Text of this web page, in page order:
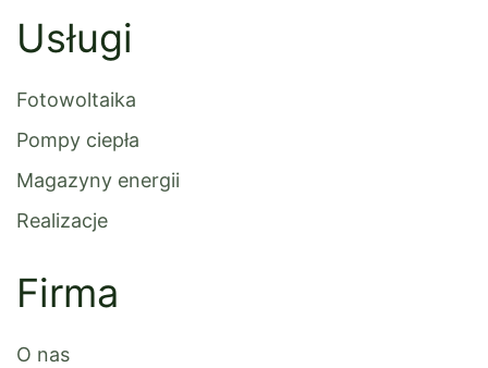
Usługi
Fotowoltaika
Pompy ciepła
Magazyny energii
Realizacje
Firma
O nas